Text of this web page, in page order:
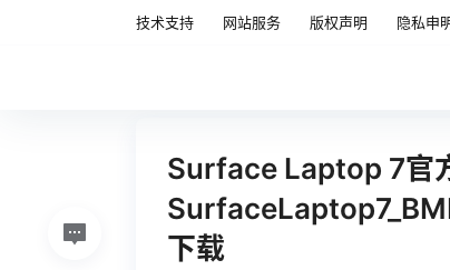
技术支持 网站服务 版权声明 隐私申
Surface Laptop 7官
下载